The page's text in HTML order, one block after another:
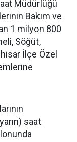
Müdürlüğü
Bakım ve
1 milyon 800
Söğüt,
İlçe Özel
saat